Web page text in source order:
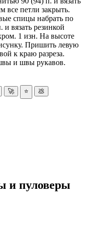
все петли закрыть.
спицы набрать по
вязать резинкой
1 изн. На высоте
Пришить левую
к краю разреза.
и швы рукавов.
🚀 ⭐ 💩
и пуловеры